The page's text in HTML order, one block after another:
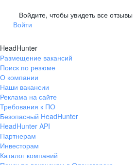
Войдите, чтобы увидеть все отзывы
Войти
HeadHunter
Размещение вакансий
Поиск по резюме
О компании
Наши вакансии
Реклама на сайте
Требования к ПО
Безопасный HeadHunter
HeadHunter API
Партнерам
Инвесторам
Каталог компаний